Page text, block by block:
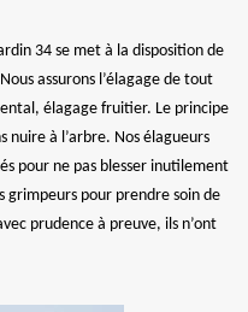
34 se met à la disposition de
assurons l’élagage de tout
élagage fruitier. Le principe
nuire à l’arbre. Nos élagueurs
pour ne pas blesser inutilement
grimpeurs pour prendre soin de
prudence à preuve, ils n’ont